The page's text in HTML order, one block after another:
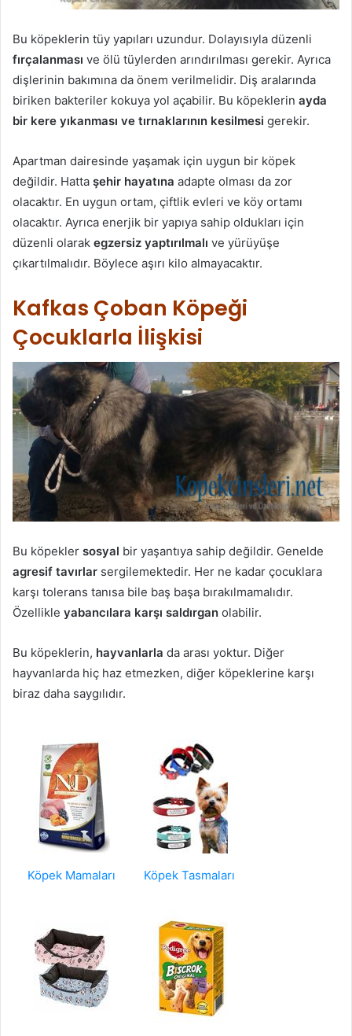
Bu köpeklerin tüy yapıları uzundur. Dolayısıyla düzenli
fırçalanması ve ölü tüylerden arındırılması gerekir. Ayrıca
dişlerinin bakımına da önem verilmelidir. Diş aralarında
biriken bakteriler kokuya yol açabilir. Bu köpeklerin ayda
bir kere yıkanması ve tırnaklarının kesilmesi gerekir.
Apartman dairesinde yaşamak için uygun bir köpek
değildir. Hatta şehir hayatına adapte olması da zor
olacaktır. En uygun ortam, çiftlik evleri ve köy ortamı
olacaktır. Ayrıca enerjik bir yapıya sahip oldukları için
düzenli olarak egzersiz yaptırılmalı ve yürüyüşe
çıkartılmalıdır. Böylece aşırı kilo almayacaktır.
Kafkas Çoban Köpeği
Çocuklarla İlişkisi
Bu köpekler sosyal bir yaşantıya sahip değildir. Genelde
agresif tavırlar sergilemektedir. Her ne kadar çocuklara
karşı tolerans tanısa bile baş başa bırakılmamalıdır.
Özellikle yabancılara karşı saldırgan olabilir.
Bu köpeklerin, hayvanlarla da arası yoktur. Diğer
hayvanlarda hiç haz etmezken, diğer köpeklerine karşı
biraz daha saygılıdır.
Köpek Mamaları Köpek Tasmaları